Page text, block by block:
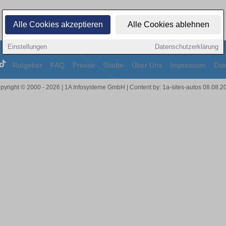
Alle Cookies akzeptieren Alle Cookies ablehnen
Einstellungen Datenschutzerklärung
Ratgeber FAQ Presse Städte Über Uns Impressum
© 2000 - 2026 | 1A Infosysteme GmbH | Content by: 1a-sites-autos